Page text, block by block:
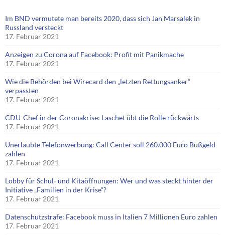
Im BND vermutete man bereits 2020, dass sich Jan Marsalek in
Russland versteckt
17. Februar 2021
Anzeigen zu Corona auf Facebook: Profit mit Panikmache
17. Februar 2021
Wie die Behörden bei Wirecard den „letzten Rettungsanker“
verpassten
17. Februar 2021
CDU-Chef in der Coronakrise: Laschet übt die Rolle rückwärts
17. Februar 2021
Unerlaubte Telefonwerbung: Call Center soll 260.000 Euro Bußgeld
zahlen
17. Februar 2021
Lobby für Schul- und Kitaöffnungen: Wer und was steckt hinter der
Initiative „Familien in der Krise“?
17. Februar 2021
Datenschutzstrafe: Facebook muss in Italien 7 Millionen Euro zahlen
17. Februar 2021